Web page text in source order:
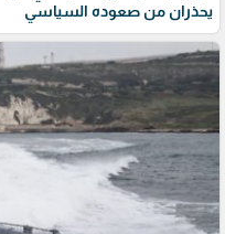
يحذران من صعوده السياسي